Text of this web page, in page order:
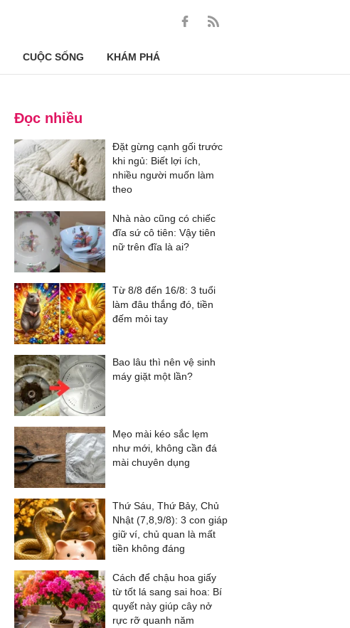
CUỘC SỐNG KHÁM PHÁ
Đọc nhiều
Đặt gừng cạnh gối trước
khi ngủ: Biết lợi ích,
nhiều người muốn làm
theo
Nhà nào cũng có chiếc
đĩa sứ cô tiên: Vậy tiên
nữ trên đĩa là ai?
Từ 8/8 đến 16/8: 3 tuổi
làm đâu thắng đó, tiền
đếm mỏi tay
Bao lâu thì nên vệ sinh
máy giặt một lần?
Mẹo mài kéo sắc lẹm
như mới, không cần đá
mài chuyên dụng
Thứ Sáu, Thứ Bảy, Chủ
Nhật (7,8,9/8): 3 con giáp
giữ ví, chủ quan là mất
tiền không đáng
Cách để chậu hoa giấy
từ tốt lá sang sai hoa: Bí
quyết này giúp cây nở
rực rỡ quanh năm